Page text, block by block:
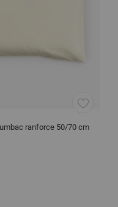
ranforce 50/70 cm